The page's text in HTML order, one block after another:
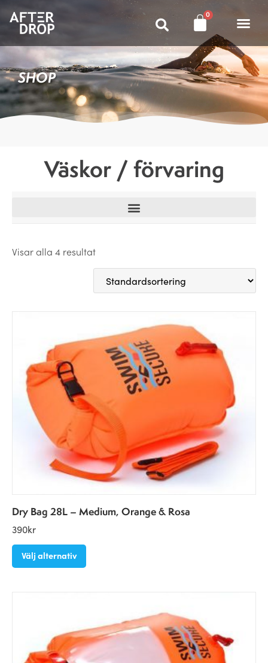
0
SHOP
Väskor / förvaring
Visar alla 4 resultat
Dry Bag 28L – Medium, Orange & Rosa
390kr
Välj alternativ